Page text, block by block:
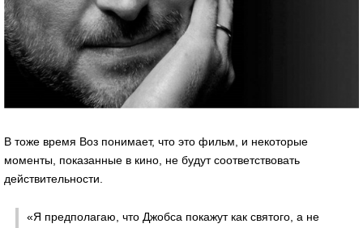
В тоже время Воз понимает, что это фильм, и некоторые
моменты, показанные в кино, не будут соответствовать
действительности.
«Я предполагаю, что Джобса покажут как святого, а не